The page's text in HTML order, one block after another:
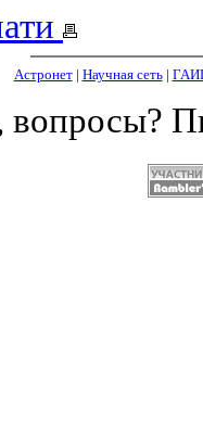
Астронет| Научная сеть|
вопросы?